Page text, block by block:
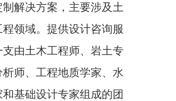
解决方案，主要涉及土
领域。提供设计咨询服
由土木工程师、岩土专
师、工程地质学家、水
基础设计专家组成的团